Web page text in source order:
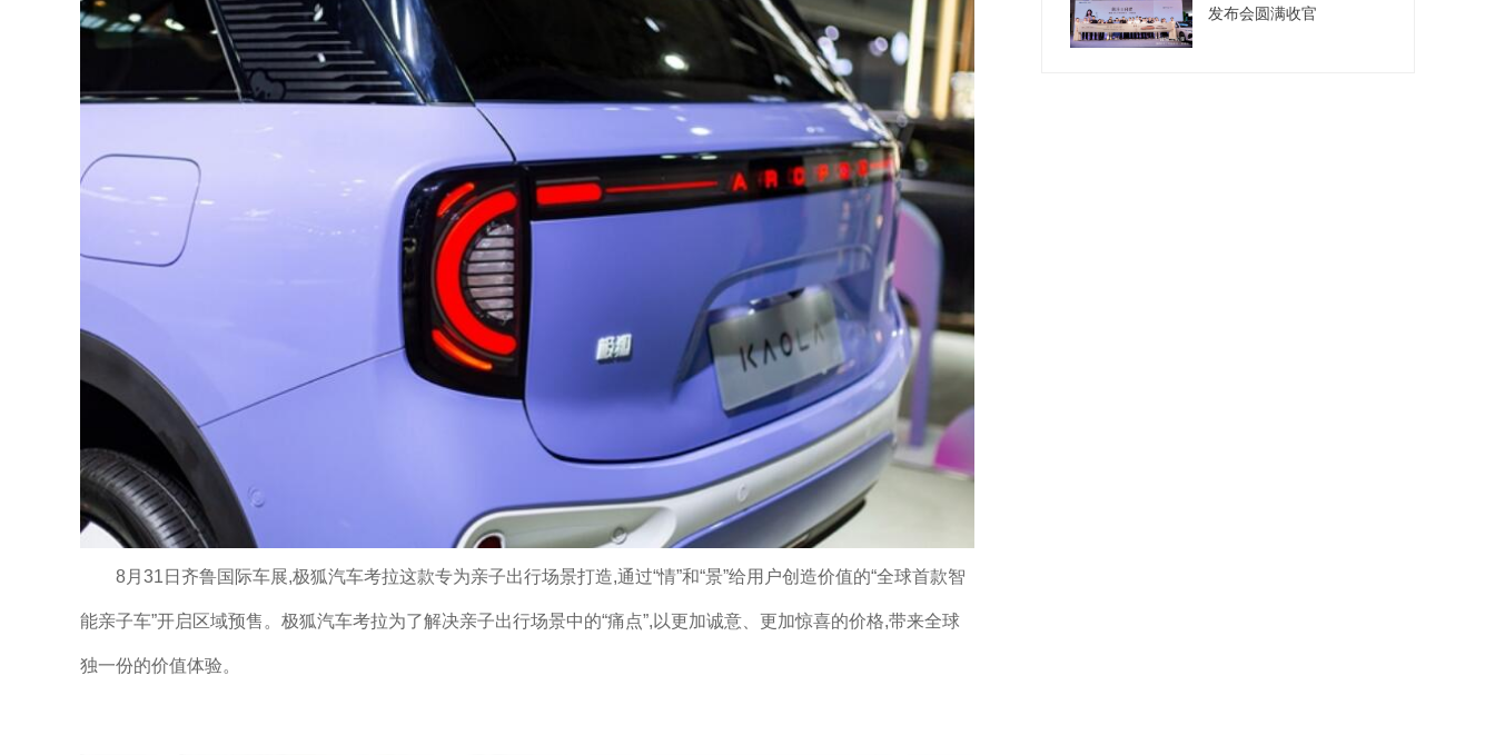
8月31日齐鲁国际车展,极狐汽车考拉这款专为亲子出行场景打造,通过“情”和“景”给用户创造价值的“全球首款智
能亲子车”开启区域预售。极狐汽车考拉为了解决亲子出行场景中的“痛点”,以更加诚意、更加惊喜的价格,带来全球
独一份的价值体验。
发布会圆满收官